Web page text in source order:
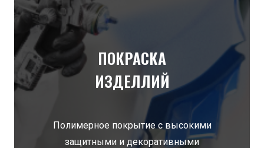
ПОКРАСКА
ИЗДЕЛЛИЙ
Полимерное покрытие с высокими
защитными и декоративными